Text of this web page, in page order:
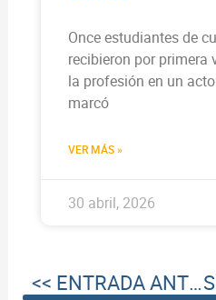
Once estudiantes de
recibieron por primera
la profesión en un
marcó
VER MÁS »
30 abril, 2026
<< ENTRADA ANTERIOR